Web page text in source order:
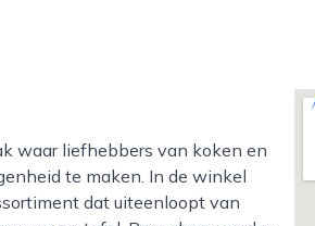
te maken. In de winkel
dat uiteenloopt van